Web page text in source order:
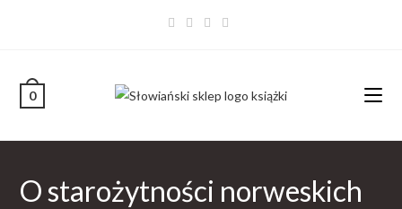
0
O starożytności norweskich